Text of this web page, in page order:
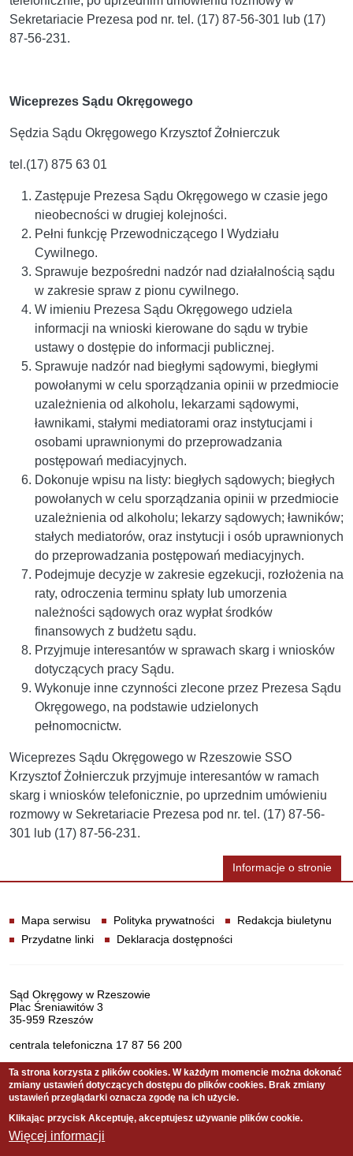
Sekretariacie Prezesa pod nr. tel. (17) 87-56-301 lub (17)
87-56-231.
Wiceprezes Sądu Okręgowego
Sędzia Sądu Okręgowego Krzysztof Żołnierczuk
tel.(17) 875 63 01
Zastępuje Prezesa Sądu Okręgowego w czasie jego
nieobecności w drugiej kolejności.
Pełni funkcję Przewodniczącego I Wydziału
Cywilnego.
Sprawuje bezpośredni nadzór nad działalnością sądu
w zakresie spraw z pionu cywilnego.
W imieniu Prezesa Sądu Okręgowego udziela
informacji na wnioski kierowane do sądu w trybie
ustawy o dostępie do informacji publicznej.
Sprawuje nadzór nad biegłymi sądowymi, biegłymi
powołanymi w celu sporządzania opinii w przedmiocie
uzależnienia od alkoholu, lekarzami sądowymi,
ławnikami, stałymi mediatorami oraz instytucjami i
osobami uprawnionymi do przeprowadzania
postępowań mediacyjnych.
Dokonuje wpisu na listy: biegłych sądowych; biegłych
powołanych w celu sporządzania opinii w przedmiocie
uzależnienia od alkoholu; lekarzy sądowych; ławników;
stałych mediatorów, oraz instytucji i osób uprawnionych
do przeprowadzania postępowań mediacyjnych.
Podejmuje decyzje w zakresie egzekucji, rozłożenia na
raty, odroczenia terminu spłaty lub umorzenia
należności sądowych oraz wypłat środków
finansowych z budżetu sądu.
Przyjmuje interesantów w sprawach skarg i wniosków
dotyczących pracy Sądu.
Wykonuje inne czynności zlecone przez Prezesa Sądu
Okręgowego, na podstawie udzielonych
pełnomocnictw.
Wiceprezes Sądu Okręgowego w Rzeszowie SSO
Krzysztof Żołnierczuk przyjmuje interesantów w ramach
skarg i wniosków telefonicznie, po uprzednim umówieniu
rozmowy w Sekretariacie Prezesa pod nr. tel. (17) 87-56-
301 lub (17) 87-56-231.
Informacje o stronie
Mapa serwisu Polityka prywatności
Redakcja biuletynu
Przydatne linki
Deklaracja dostępności
Dane teleadresowe
Sąd Okręgowy w Rzeszowie
Plac Śreniawitów 3
35-959 Rzeszów
centrala telefoniczna 17 87 56 200
Serwis pełni funkcję strony Biuletynu Informacji Publicznej
Sądu Okręgowego w Rzeszowie
Ta strona korzysta z plików cookies. W każdym momencie można dokonać
zmiany ustawień dotyczących dostępu do plików cookies. Brak zmiany
ustawień przeglądarki oznacza zgodę na ich użycie.
Klikając przycisk Akceptuję, akceptujesz używanie plików cookie.
Więcej informacji